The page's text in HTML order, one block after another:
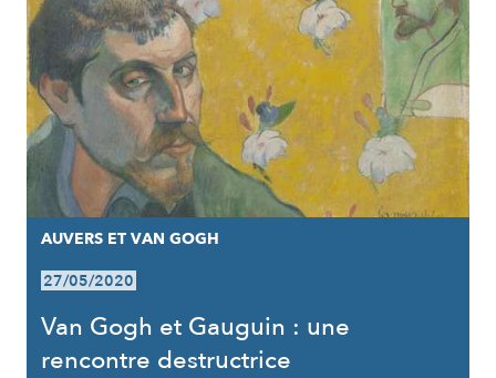
AUVERS ET VAN GOGH
27/05/2020
Van Gogh et Gauguin : une
rencontre destructrice